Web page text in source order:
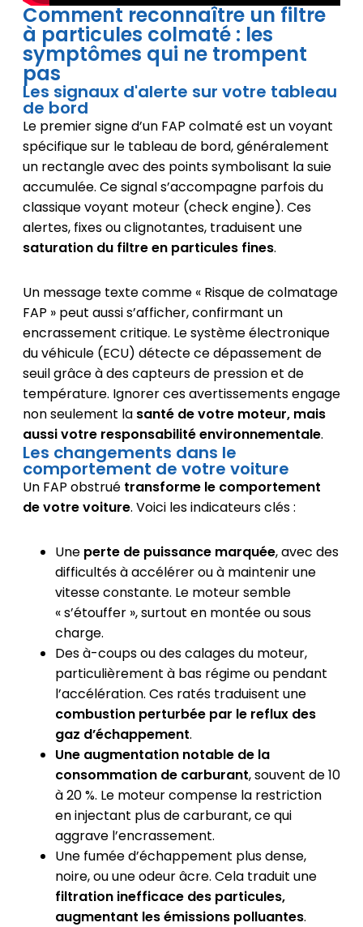
Comment reconnaître un filtre
à particules colmaté : les
symptômes qui ne trompent
pas
Les signaux d'alerte sur votre tableau
de bord
Le premier signe d’un FAP colmaté est un voyant
spécifique sur le tableau de bord, généralement
un rectangle avec des points symbolisant la suie
accumulée. Ce signal s’accompagne parfois du
classique voyant moteur (check engine). Ces
alertes, fixes ou clignotantes, traduisent une
saturation du filtre en particules fines.
Un message texte comme « Risque de colmatage
FAP » peut aussi s’afficher, confirmant un
encrassement critique. Le système électronique
du véhicule (ECU) détecte ce dépassement de
seuil grâce à des capteurs de pression et de
température. Ignorer ces avertissements engage
non seulement la santé de votre moteur, mais
aussi votre responsabilité environnementale.
Les changements dans le
comportement de votre voiture
Un FAP obstrué transforme le comportement
de votre voiture. Voici les indicateurs clés :
Une perte de puissance marquée, avec des
difficultés à accélérer ou à maintenir une
vitesse constante. Le moteur semble
« s’étouffer », surtout en montée ou sous
charge.
Des à-coups ou des calages du moteur,
particulièrement à bas régime ou pendant
l’accélération. Ces ratés traduisent une
combustion perturbée par le reflux des
gaz d’échappement.
Une augmentation notable de la
consommation de carburant, souvent de 10
à 20 %. Le moteur compense la restriction
en injectant plus de carburant, ce qui
aggrave l’encrassement.
Une fumée d’échappement plus dense,
noire, ou une odeur âcre. Cela traduit une
filtration inefficace des particules,
augmentant les émissions polluantes.